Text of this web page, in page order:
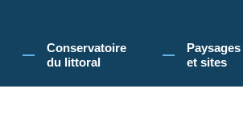
du littoral, vous acceptez l'utilisation de
Conservatoire
du littoral
Paysages
et sites